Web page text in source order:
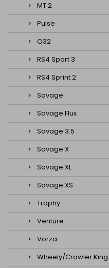
MT 2
Pulse
Q32
RS4 Sport 3
RS4 Sprint 2
Savage
Savage Flux
Savage 3.5
Savage X
Savage XL
Savage XS
Trophy
Venture
Vorza
Wheely/Crawler King